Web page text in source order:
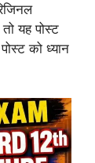
यह पोस्ट
को ध्यान